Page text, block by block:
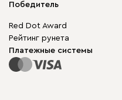
Гарантия
Для бизнеса
Карта сайта
Корпусная мебель
Модульная мебель
Столы и стулья
Победитель
Red Dot Award
Рейтинг рунета
Платежные системы